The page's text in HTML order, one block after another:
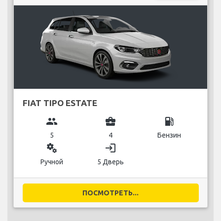
FIAT TIPO ESTATE
group
5
business_center
4
local_gas_station
Бензин
miscellaneous_services
Ручной
login
5 Дверь
ПОСМОТРЕТЬ...